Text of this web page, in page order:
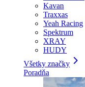
Kavan
Traxxas
Yeah Racing
Spektrum
XRAY
HUDY
Všetky značky
Poradňa